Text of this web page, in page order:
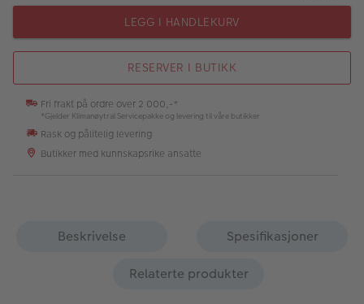
LEGG I HANDLEKURV
RESERVER I BUTIKK
Fri frakt på ordre over 2 000,-*
*Gjelder Klimanøytral Servicepakke og levering til våre butikker
Rask og pålitelig levering
Butikker med kunnskapsrike ansatte
Beskrivelse
Spesifikasjoner
Relaterte produkter